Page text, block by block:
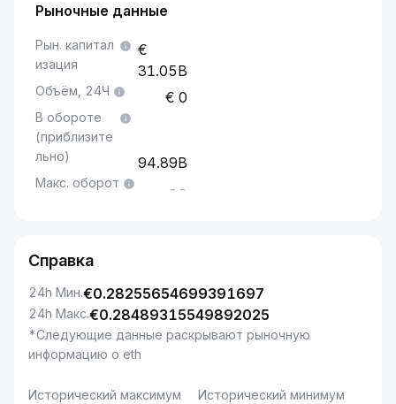
Рыночные данные
Рын. капитал
изация
31.05B
Объём, 24Ч 0
В обороте
(приблизите
льно)
94.89B
Макс. оборот --
Справка
24h Мин.€0.28255654699391697
24h Макс.€0.28489315549892025
*Следующие данные раскрывают рыночную
информацию о eth
Исторический максимум Исторический минимум